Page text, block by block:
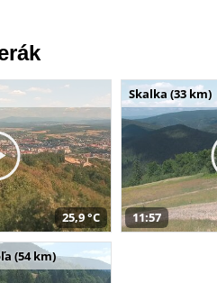
25,9 °C
Skalka (33 km)
11:57
(54 km)